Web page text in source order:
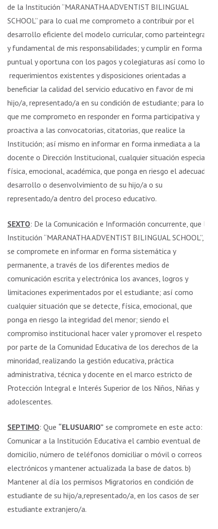
de la Institución “MARANATHA ADVENTIST BILINGUAL
SCHOOL” para lo cual me comprometo a contribuir por el
desarrollo eficiente del modelo curricular, como parteintegral
y fundamental de mis responsabilidades; y cumplir en forma
puntual y oportuna con los pagos y colegiaturas así como los
requerimientos existentes y disposiciones orientadas a
beneficiar la calidad del servicio educativo en favor de mi
hijo/a, representado/a en su condición de estudiante; para lo
que me comprometo en responder en forma participativa y
proactiva a las convocatorias, citatorias, que realice la
Institución; así mismo en informar en forma inmediata a la
docente o Dirección Institucional, cualquier situación especial
física, emocional, académica, que ponga en riesgo el adecuado
desarrollo o desenvolvimiento de su hijo/a o su
representado/a dentro del proceso educativo.
SEXTO: De la Comunicación e Información concurrente, que la
Institución “MARANATHA ADVENTIST BILINGUAL SCHOOL”,
se compromete en informar en forma sistemática y
permanente, a través de los diferentes medios de
comunicación escrita y electrónica los avances, logros y
limitaciones experimentados por el estudiante; así como
cualquier situación que se detecte, física, emocional, que
ponga en riesgo la integridad del menor; siendo el
compromiso institucional hacer valer y promover el respeto
por parte de la Comunidad Educativa de los derechos de la
minoridad, realizando la gestión educativa, práctica
administrativa, técnica y docente en el marco estricto de
Protección Integral e Interés Superior de los Niños, Niñas y
adolescentes.
SEPTIMO: Que “ELUSUARIO” se compromete en este acto: a)
Comunicar a la Institución Educativa el cambio eventual de
domicilio, número de teléfonos domiciliar o móvil o correos
electrónicos y mantener actualizada la base de datos. b)
Mantener al día los permisos Migratorios en condición de
estudiante de su hijo/a,representado/a, en los casos de ser
estudiante extranjero/a.